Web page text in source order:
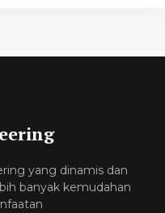
yang dinamis dan
banyak kemudahan